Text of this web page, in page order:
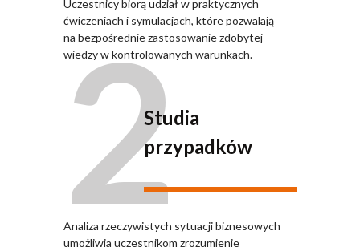
Uczestnicy biorą udział w praktycznych
ćwiczeniach i symulacjach, które pozwalają
na bezpośrednie zastosowanie zdobytej
wiedzy w kontrolowanych warunkach.
2
Studia
przypadków
Analiza rzeczywistych sytuacji biznesowych
umożliwia uczestnikom zrozumienie